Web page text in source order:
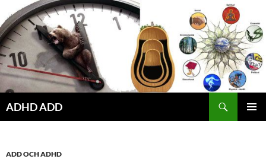
Hoppa
till
innehåll
ADHD ADD
ADD OCH ADHD